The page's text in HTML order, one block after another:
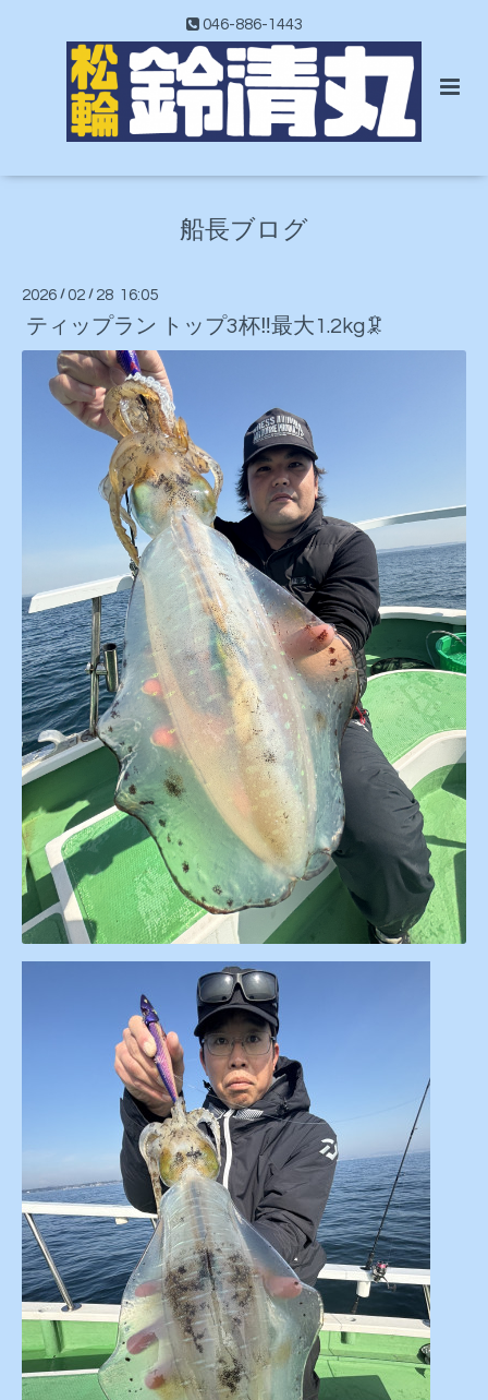
046-886-1443
船長ブログ
2026 / 02 / 28 16:05
ティップラン トップ3杯‼️最大1.2kg🦑